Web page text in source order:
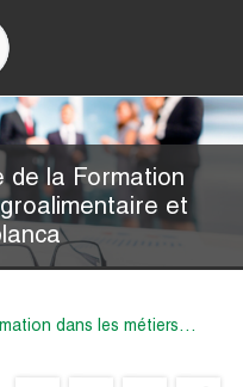
de la Formation
et
dans les métiers…